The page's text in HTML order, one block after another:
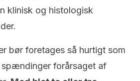
klinisk og histologisk
bør foretages så hurtigt som
forårsaget af